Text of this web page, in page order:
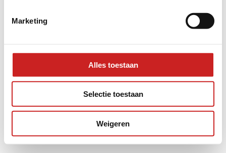
Marketing
Alles toestaan
Selectie toestaan
Weigeren